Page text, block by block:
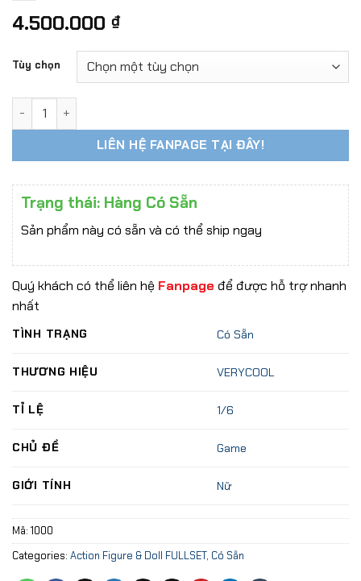
4.500.000 ₫
Tùy chọn
[Có Sẵn] Mô hình action figure 1/6 VERYCOOL DZS-003
LIÊN HỆ FANPAGE TẠI ĐÂY!
Trạng thái: Hàng Có Sẵn
Sản phẩm này có sẵn và có thể ship ngay
Quý khách có thể liên hệ Fanpage để được hỗ trợ nhanh
nhất
TÌNH TRẠNG Có Sẵn
THƯƠNG HIỆU VERYCOOL
TỈ LỆ 1/6
CHỦ ĐỀ Game
GIỚI TÍNH Nữ
Mã: 1000
Categories: Action Figure & Doll FULLSET, Có Sẵn